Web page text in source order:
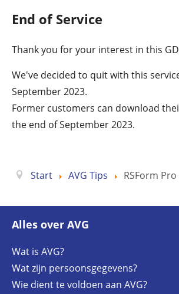
End of Service
Thank you for your interest in this
We've decided to quit with this
September 2023.
Former customers can download
the end of September 2023.
Start AVG Tips RSForm Pro
Alles over AVG
Wat is AVG?
Wat zijn persoonsgegevens?
Wie dient te voldoen aan AVG?